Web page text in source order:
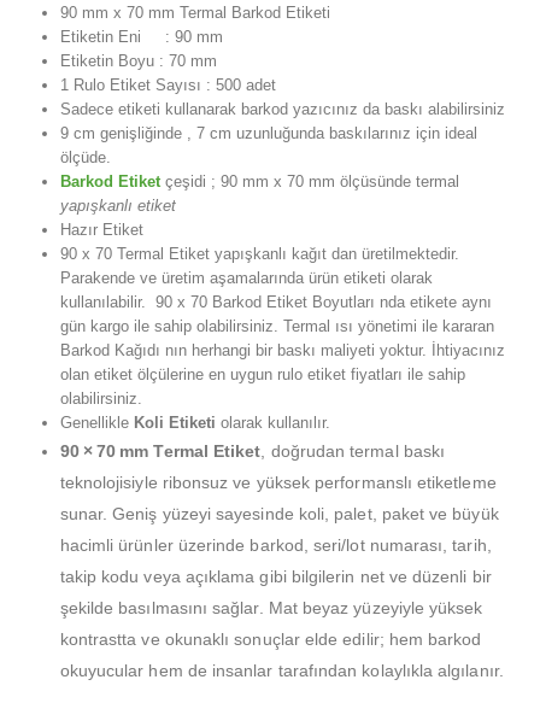
90 mm x 70 mm Termal Barkod Etiketi
Etiketin Eni : 90 mm
Etiketin Boyu : 70 mm
1 Rulo Etiket Sayısı : 500 adet
Sadece etiketi kullanarak barkod yazıcınız da baskı alabilirsiniz
9 cm genişliğinde , 7 cm uzunluğunda baskılarınız için ideal
ölçüde.
Barkod Etiketçeşidi ; 90 mm x 70 mm ölçüsünde termal
yapışkanlı etiket
Hazır Etiket
90 x 70 Termal Etiket yapışkanlı kağıt dan üretilmektedir.
Parakende ve üretim aşamalarında ürün etiketi olarak
kullanılabilir. 90 x 70 Barkod Etiket Boyutları nda etikete aynı
gün kargo ile sahip olabilirsiniz. Termal ısı yönetimi ile kararan
Barkod Kağıdı nın herhangi bir baskı maliyeti yoktur. İhtiyacınız
olan etiket ölçülerine en uygun rulo etiket fiyatları ile sahip
olabilirsiniz.
GenellikleKoli Etiketi olarak kullanılır.
90 × 70 mm Termal Etiket, doğrudan termal baskı
teknolojisiyle ribonsuz ve yüksek performanslı etiketleme
sunar. Geniş yüzeyi sayesinde koli, palet, paket ve büyük
hacimli ürünler üzerinde barkod, seri/lot numarası, tarih,
takip kodu veya açıklama gibi bilgilerin net ve düzenli bir
şekilde basılmasını sağlar. Mat beyaz yüzeyiyle yüksek
kontrastta ve okunaklı sonuçlar elde edilir; hem barkod
okuyucular hem de insanlar tarafından kolaylıkla algılanır.